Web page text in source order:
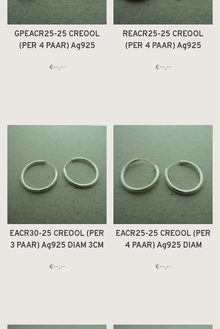
GPEACR25-25 CREOOL
(PER 4 PAAR) Ag925
DRAAD 2.5MM ROND
€--,--
REACR25-25 CREOOL
(PER 4 PAAR) Ag925
2.5CM DRAAD 2.5MM
€--,--
EACR30-25 CREOOL (PER
3 PAAR) Ag925 DIAM 3CM
€--,--
EACR25-25 CREOOL (PER
4 PAAR) Ag925 DIAM
ROND
€--,--